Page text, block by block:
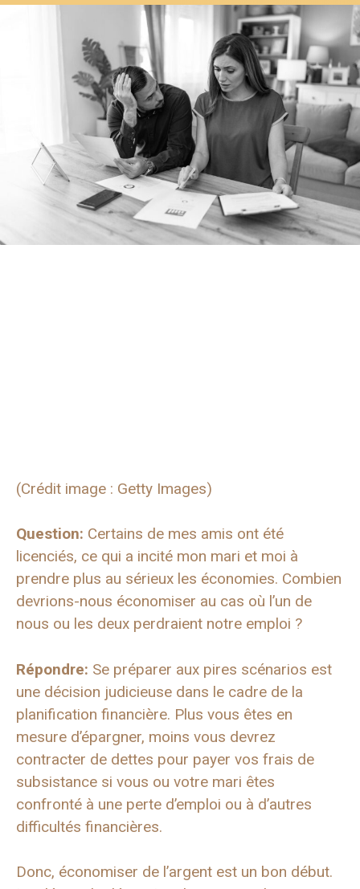
(Crédit image : Getty Images)
Question: Certains de mes amis ont été
licenciés, ce qui a incité mon mari et moi à
prendre plus au sérieux les économies. Combien
devrions-nous économiser au cas où l’un de
nous ou les deux perdraient notre emploi ?
Répondre: Se préparer aux pires scénarios est
une décision judicieuse dans le cadre de la
planification financière. Plus vous êtes en
mesure d’épargner, moins vous devrez
contracter de dettes pour payer vos frais de
subsistance si vous ou votre mari êtes
confronté à une perte d’emploi ou à d’autres
difficultés financières.
Donc, économiser de l’argent est un bon début.